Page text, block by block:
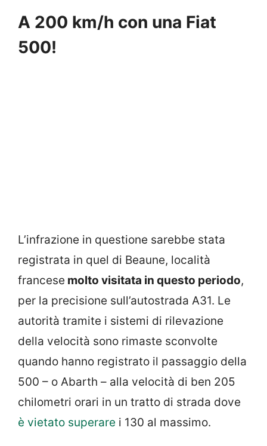
A 200 km/h con una Fiat
500!
L’infrazione in questione sarebbe stata
registrata in quel di Beaune, località
francese molto visitata in questo periodo,
per la precisione sull’autostrada A31. Le
autorità tramite i sistemi di rilevazione
della velocità sono rimaste sconvolte
quando hanno registrato il passaggio della
500 – o Abarth – alla velocità di ben 205
chilometri orari in un tratto di strada dove
è vietato superare i 130 al massimo.